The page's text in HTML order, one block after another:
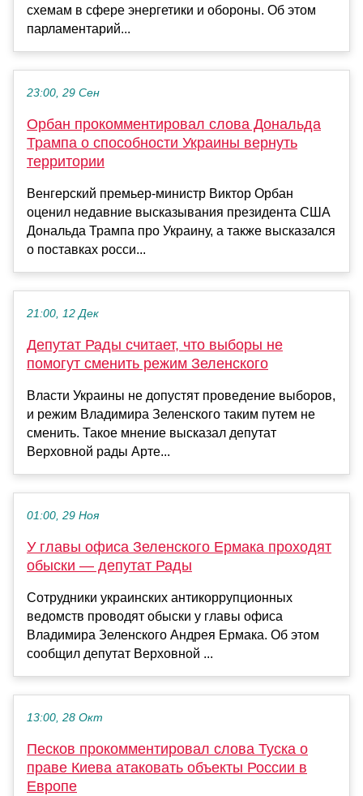
схемам в сфере энергетики и обороны. Об этом
парламентарий...
23:00, 29 Сен
Орбан прокомментировал слова Дональда
Трампа о способности Украины вернуть
территории
Венгерский премьер-министр Виктор Орбан
оценил недавние высказывания президента США
Дональда Трампа про Украину, а также высказался
о поставках росси...
21:00, 12 Дек
Депутат Рады считает, что выборы не
помогут сменить режим Зеленского
Власти Украины не допустят проведение выборов,
и режим Владимира Зеленского таким путем не
сменить. Такое мнение высказал депутат
Верховной рады Арте...
01:00, 29 Ноя
У главы офиса Зеленского Ермака проходят
обыски — депутат Рады
Сотрудники украинских антикоррупционных
ведомств проводят обыски у главы офиса
Владимира Зеленского Андрея Ермака. Об этом
сообщил депутат Верховной ...
13:00, 28 Окт
Песков прокомментировал слова Туска о
праве Киева атаковать объекты России в
Европе